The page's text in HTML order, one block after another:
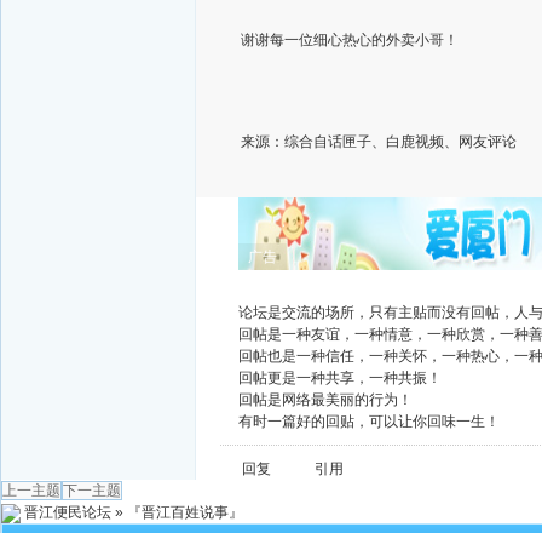
谢谢每一位细心热心的外卖小哥！
来源：综合自话匣子、白鹿视频、网友评论
广告
论坛是交流的场所，只有主贴而没有回帖，人
回帖是一种友谊，一种情意，一种欣赏，一种
回帖也是一种信任，一种关怀，一种热心，一
回帖更是一种共享，一种共振！
回帖是网络最美丽的行为！
有时一篇好的回贴，可以让你回味一生！
回复
引用
上一主题 下一主题
晋江便民论坛 »
『晋江百姓说事』